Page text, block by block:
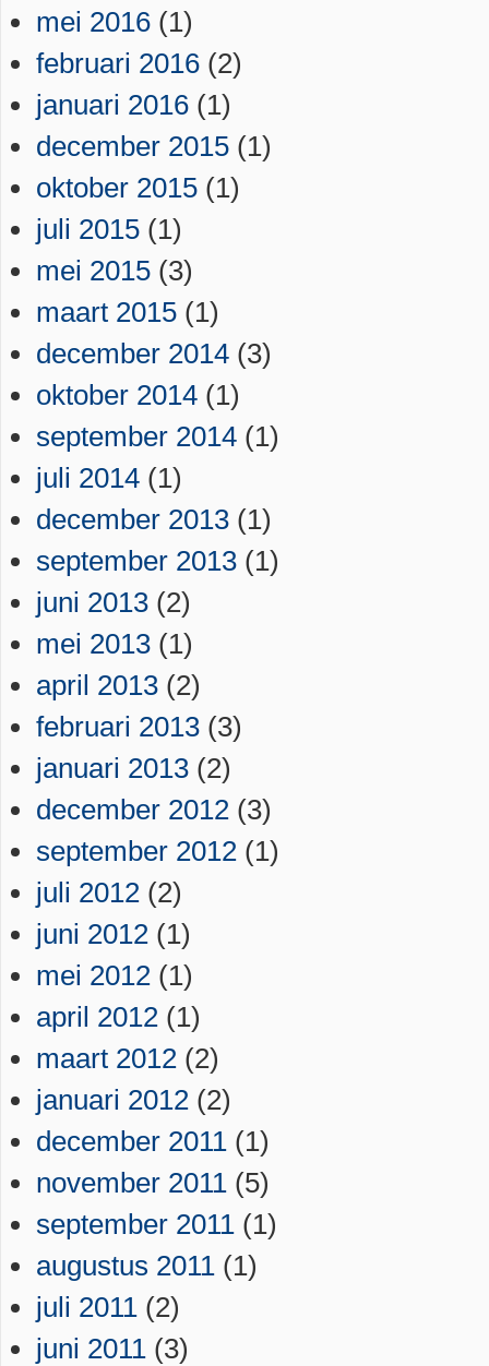
mei 2016 (1)
februari 2016 (2)
januari 2016 (1)
december 2015 (1)
oktober 2015 (1)
juli 2015 (1)
mei 2015 (3)
maart 2015 (1)
december 2014 (3)
oktober 2014 (1)
september 2014 (1)
juli 2014 (1)
december 2013 (1)
september 2013 (1)
juni 2013 (2)
mei 2013 (1)
april 2013 (2)
februari 2013 (3)
januari 2013 (2)
december 2012 (3)
september 2012 (1)
juli 2012 (2)
juni 2012 (1)
mei 2012 (1)
april 2012 (1)
maart 2012 (2)
januari 2012 (2)
december 2011 (1)
november 2011 (5)
september 2011 (1)
augustus 2011 (1)
juli 2011 (2)
juni 2011 (3)